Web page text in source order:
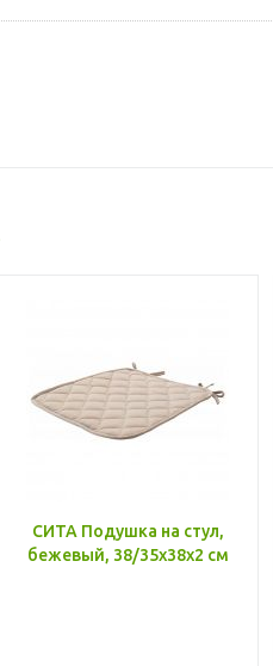
СИТА Подушка на стул,
бежевый, 38/35x38x2 см